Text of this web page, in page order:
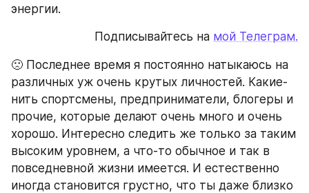
энергии.
Подписывайтесь на мой Телеграм.
🙁 Последнее время я постоянно натыкаюсь на
различных уж очень крутых личностей. Какие-
нить спортсмены, предприниматели, блогеры и
прочие, которые делают очень много и очень
хорошо. Интересно следить же только за таким
высоким уровнем, а что-то обычное и так в
повседневной жизни имеется. И естественно
иногда становится грустно, что ты даже близко